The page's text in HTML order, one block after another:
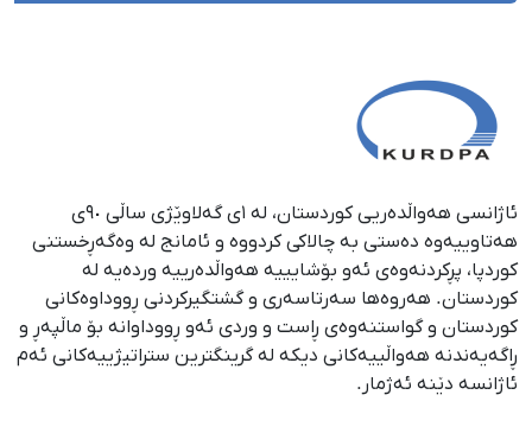
ئاژانسی هەواڵدەریی کوردستان، لە ١ی گەلاوێژی ساڵی ٩٠ی
هەتاوییەوە دەستی بە چالاکی کردووە و ئامانج لە وەگەڕخستنی
كوردپا، پڕكردنەوەی ئەو بۆشایییە هەواڵدەرییە وردەیە لە
كوردستان. هەروەها سەرتاسەری و گشتگیركردنی ڕووداوەكانی
كوردستان و گواستنەوەی ڕاست و وردی ئەو ڕووداوانە بۆ ماڵپەڕ و
ڕاگەیەندنە هەواڵییەكانی دیكە لە گرینگترین ستراتیژییەكانی ئەم
ئاژانسە دێنە ئەژمار.